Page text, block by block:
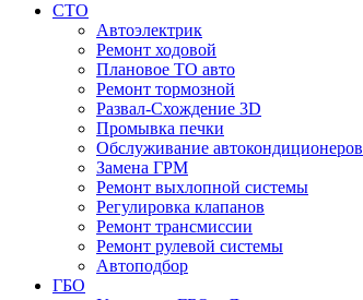
СТО
Автоэлектрик
Ремонт ходовой
Плановое ТО авто
Ремонт тормозной
Развал-Схождение 3D
Промывка печки
Обслуживание автокондиционеров
Замена ГРМ
Ремонт выхлопной системы
Регулировка клапанов
Ремонт трансмиссии
Ремонт рулевой системы
Автоподбор
ГБО